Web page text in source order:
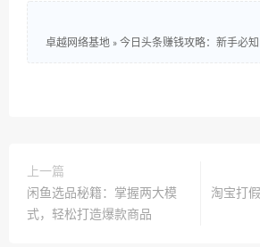
卓越网络基地 » 今日头条赚钱攻略：新手必
上一篇
闲鱼选品秘籍：掌握两大模
式，轻松打造爆款商品
淘宝打